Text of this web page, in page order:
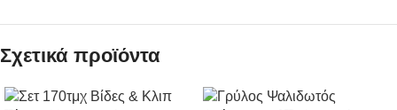
Σχετικά προϊόντα